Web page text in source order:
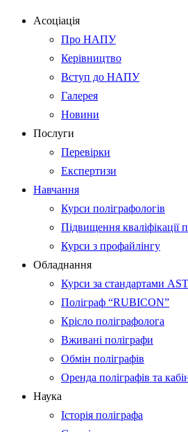
Асоціація
Про НАПУ
Керівництво
Вступ до НАПУ
Галерея
Новини
Послуги
Перевірки
Експертизи
Навчання
Курси поліграфологів
Підвищення кваліфікації
Курси з профайлінгу
Обладнання
Курси за стандартами
Поліграф “RUBICON”
Крісло поліграфолога
Вживані поліграфи
Обмін поліграфів
Оренда поліграфів та
Наука
Історія поліграфа